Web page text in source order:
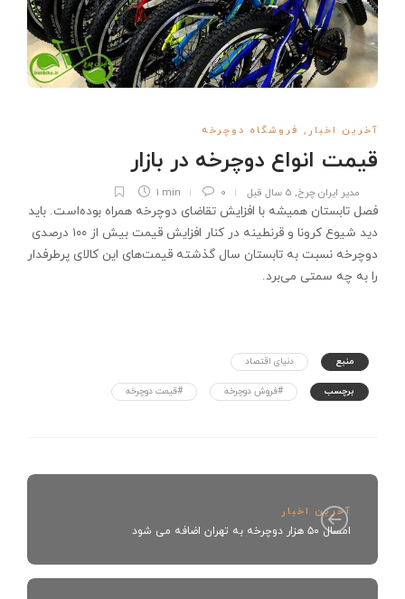
آخرین اخبار , فروشگاه دوچرخه
قیمت انواع دوچرخه در بازار
مدیر ایران چرخ, 5 سال قبل 0
1 min
فصل تابستان همیشه با افزایش تقاضای دوچرخه همراه بوده‌است. باید
دید شیوع کرونا و قرنطینه در کنار افزایش قیمت بیش از ۱۰۰ درصدی
دوچرخه نسبت به تابستان سال گذشته قیمت‌های این کالای پرطرفدار
را به چه سمتی می‌برد.
منبع دنیای اقتصاد
برچسب #فروش دوچرخه #قیمت دوچرخه
آخرین اخبار
امسال ۵۰ هزار دوچرخه به تهران اضافه می شود